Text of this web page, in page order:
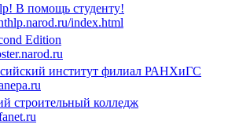
В помощь студенту!
index.html
Edition
институт филиал РАНХиГС
строительный колледж